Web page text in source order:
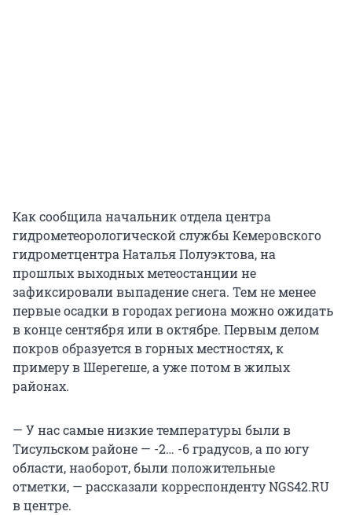
Как сообщила начальник отдела центра
гидрометеорологической службы Кемеровского
гидрометцентра Наталья Полуэктова, на
прошлых выходных метеостанции не
зафиксировали выпадение снега. Тем не менее
первые осадки в городах региона можно ожидать
в конце сентября или в октябре. Первым делом
покров образуется в горных местностях, к
примеру в Шерегеше, а уже потом в жилых
районах.
— У нас самые низкие температуры были в
Тисульском районе — -2… -6 градусов, а по югу
области, наоборот, были положительные
отметки, — рассказали корреспонденту NGS42.RU
в центре.